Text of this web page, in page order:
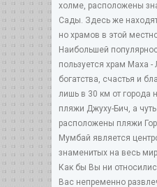
холме, расположены
Сады. Здесь же
но храмов в этой
Наибольшей
пользуется храм Маха -
богатства, счастья и
лишь в 30 км от города
пляжи Джуху-Бич, а
расположены пляжи
Мумбай является
знаменитых на весь
Как бы Вы ни
Вас непременно